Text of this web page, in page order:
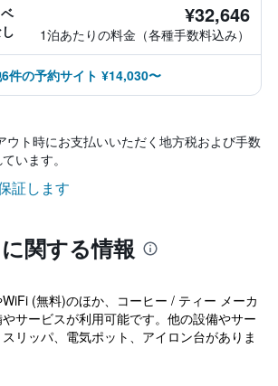
¥32,646
1泊あたりの料金（各種手数料込み）
件の予約サイト ¥14,030〜
ウト時にお支払いいただく地方税および手数
います。
証します
関する情報
(無料)のほか、コーヒー / ティー メーカ
サービスが利用可能です。他の設備やサー
リッパ、電気ポット、アイロン台がありま